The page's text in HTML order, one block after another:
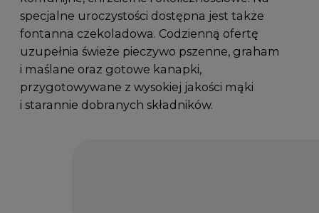
specjalne uroczystości dostępna jest także
fontanna czekoladowa. Codzienną ofertę
uzupełnia świeże pieczywo pszenne, graham
i maślane oraz gotowe kanapki,
przygotowywane z wysokiej jakości mąki
i starannie dobranych składników.